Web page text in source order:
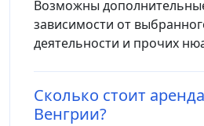
Возможны
зависимости от
деятельности и прочих
Сколько стоит
Венгрии?